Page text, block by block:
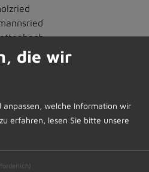
:
:
Sozial“
die wir
anpassen, welche Information wir
erfahren, lesen Sie bitte unsere